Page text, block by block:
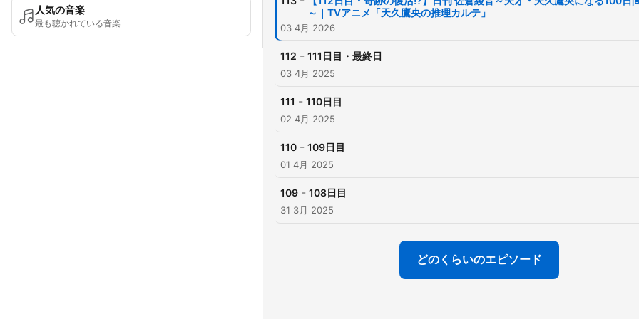
人気の音楽
最も聴かれている音楽
のにできるのか。100日連
いた感想や、役作りのアイ
ニメ『天久鷹央の推理カル
人 ・構成：大竹将義
～｜TVアニメ「天久鷹央の推理カルテ」
03 4月 2026
112 - 111日目・最終日
03 4月 2025
111 - 110日目
02 4月 2025
110 - 109日目
01 4月 2025
109 - 108日目
31 3月 2025
どのくらいのエピソード